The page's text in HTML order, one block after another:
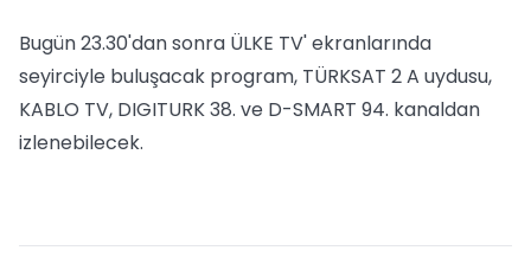
Bugün 23.30'dan sonra ÜLKE TV' ekranlarında
seyirciyle buluşacak program, TÜRKSAT 2 A uydusu,
KABLO TV, DIGITURK 38. ve D-SMART 94. kanaldan
izlenebilecek.